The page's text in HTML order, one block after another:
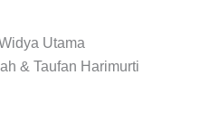
Utama
& Taufan Harimurti